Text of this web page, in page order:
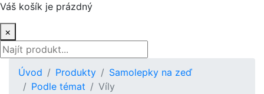
Váš košík je prázdný
×
Úvod Produkty
Samolepky na zeď
Podle témat
Víly